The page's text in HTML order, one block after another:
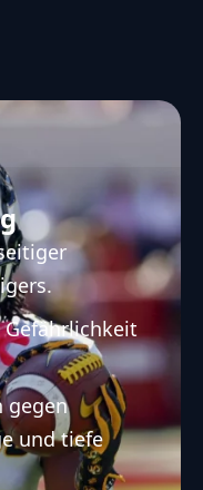
gegen
und tiefe